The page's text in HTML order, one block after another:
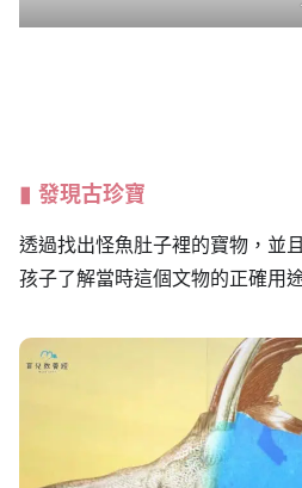
發現古珍寶
透過找出怪魚肚子裡的寶物，並
孩子了解當時這個文物的正確用